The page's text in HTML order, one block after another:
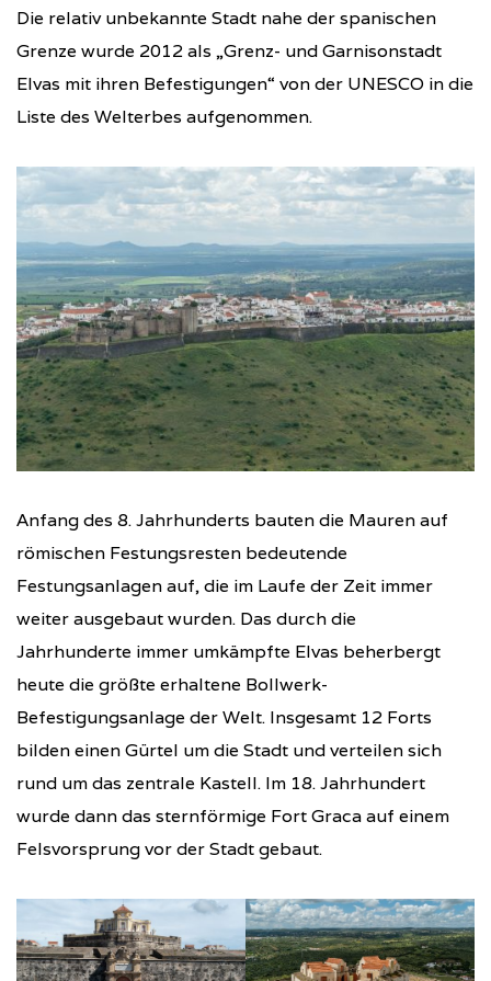
Die relativ unbekannte Stadt nahe der spanischen
Grenze wurde 2012 als „Grenz- und Garnisonstadt
Elvas mit ihren Befestigungen“ von der UNESCO in die
Liste des Welterbes aufgenommen.
Anfang des 8. Jahrhunderts bauten die Mauren auf
römischen Festungsresten bedeutende
Festungsanlagen auf, die im Laufe der Zeit immer
weiter ausgebaut wurden. Das durch die
Jahrhunderte immer umkämpfte Elvas beherbergt
heute die größte erhaltene Bollwerk-
Befestigungsanlage der Welt. Insgesamt 12 Forts
bilden einen Gürtel um die Stadt und verteilen sich
rund um das zentrale Kastell. Im 18. Jahrhundert
wurde dann das sternförmige Fort Graca auf einem
Felsvorsprung vor der Stadt gebaut.